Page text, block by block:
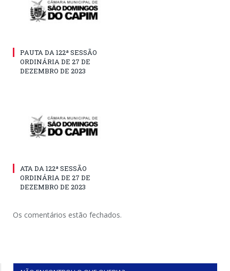
PAUTA DA 122ª SESSÃO
ORDINÁRIA DE 27 DE
DEZEMBRO DE 2023
ATA DA 122ª SESSÃO
ORDINÁRIA DE 27 DE
DEZEMBRO DE 2023
Os comentários estão fechados.